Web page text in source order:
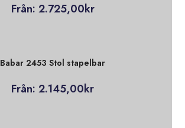
Från: 2.725,00kr
Babar 2453 Stol stapelbar
Från: 2.145,00kr